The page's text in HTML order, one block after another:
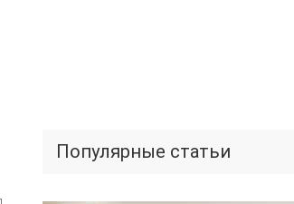
Популярные статьи